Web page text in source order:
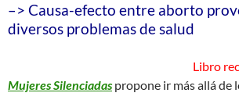
–> Causa-efecto entre aborto
diversos problemas de salud
Libro
Mujeres Silenciadas propone ir más allá de